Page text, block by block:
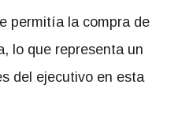
permitía la compra de
lo que representa un
del ejecutivo en esta